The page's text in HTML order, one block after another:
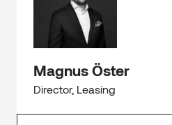
Magnus Öster
Director, Leasing